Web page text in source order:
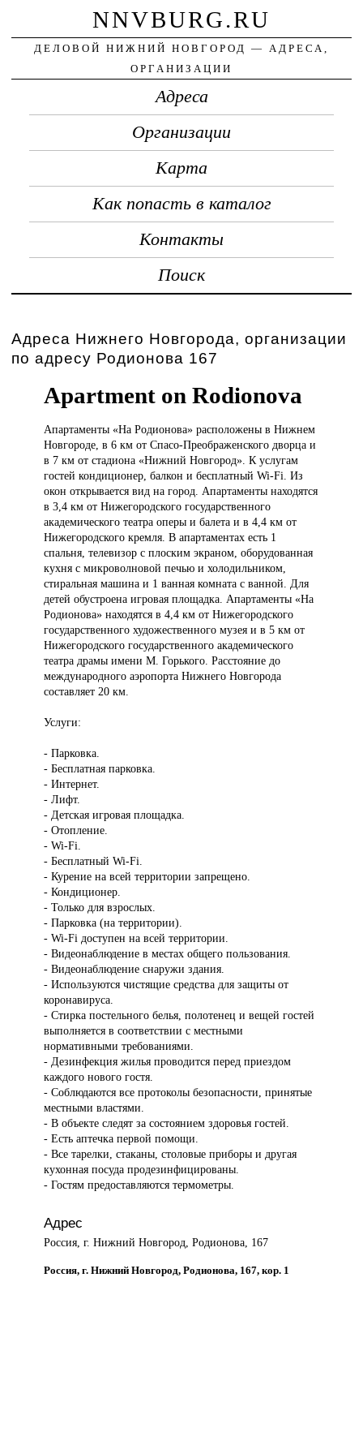
NNVBURG.RU
ДЕЛОВОЙ НИЖНИЙ НОВГОРОД — АДРЕСА,
ОРГАНИЗАЦИИ
Адреса
Организации
Карта
Как попасть в каталог
Контакты
Поиск
Адреса Нижнего Новгорода, организации
по адресу Родионова 167
Apartment on Rodionova
Апартаменты «НаРодионова» расположены в Нижнем
Новгороде, в 6 км от Спасо-Преображенского дворца и
в 7 км от стадиона «Нижний Новгород». К услугам
гостей кондиционер, балкон и бесплатный Wi-Fi. Из
окон открывается вид на город. Апартаменты находятся
в 3,4 км от Нижегородского государственного
академического театра оперы и балета и в 4,4 км от
Нижегородского кремля. В апартаментах есть 1
спальня, телевизор с плоским экраном, оборудованная
кухня с микроволновой печью и холодильником,
стиральная машина и 1 ванная комната с ванной. Для
детей обустроена игровая площадка. Апартаменты «На
Родионова» находятся в 4,4 км от Нижегородского
государственного художественного музея и в 5 км от
Нижегородского государственного академического
театра драмы имени М. Горького. Расстояние до
международного аэропорта Нижнего Новгорода
составляет 20 км.
Услуги:
- Парковка.
- Бесплатная парковка.
- Интернет.
- Лифт.
- Детская игровая площадка.
- Отопление.
- Wi-Fi.
- Бесплатный Wi-Fi.
- Курение на всей территории запрещено.
- Кондиционер.
- Только для взрослых.
- Парковка (на территории).
- Wi-Fi доступен на всей территории.
- Видеонаблюдение в местах общего пользования.
- Видеонаблюдение снаружи здания.
- Используются чистящие средства для защиты от
коронавируса.
- Стирка постельного белья, полотенец и вещей гостей
выполняется в соответствии с местными
нормативными требованиями.
- Дезинфекция жилья проводится перед приездом
каждого нового гостя.
- Соблюдаются все протоколы безопасности, принятые
местными властями.
- В объекте следят за состоянием здоровья гостей.
- Есть аптечка первой помощи.
- Все тарелки, стаканы, столовые приборы и другая
кухонная посуда продезинфицированы.
- Гостям предоставляются термометры.
Адрес
Россия, г. Нижний Новгород, Родионова, 167
Россия, г. Нижний Новгород, Родионова, 167, кор. 1